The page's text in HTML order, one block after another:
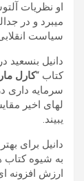
او نظريات
میبرد و در
سياست
کتاب “کارل
سرمايه داری
لھای اخير
یبيند.
دانيل برای
به شيوه کتاب
ارزش افزونه